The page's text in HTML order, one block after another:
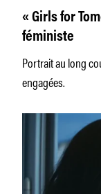
« Girls for
féministe
Portrait au long
engagées.